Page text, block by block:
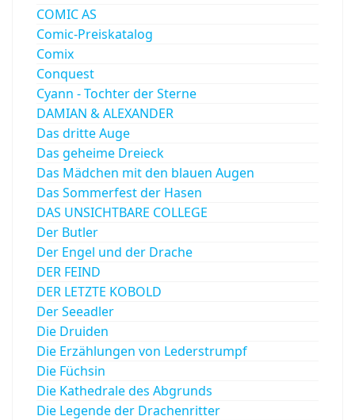
COMIC AS
Comic-Preiskatalog
Comix
Conquest
Cyann - Tochter der Sterne
DAMIAN & ALEXANDER
Das dritte Auge
Das geheime Dreieck
Das Mädchen mit den blauen Augen
Das Sommerfest der Hasen
DAS UNSICHTBARE COLLEGE
Der Butler
Der Engel und der Drache
DER FEIND
DER LETZTE KOBOLD
Der Seeadler
Die Druiden
Die Erzählungen von Lederstrumpf
Die Füchsin
Die Kathedrale des Abgrunds
Die Legende der Drachenritter